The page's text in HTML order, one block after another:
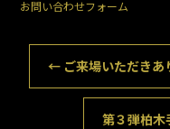
お問い合わせフォーム
← ご来場いただきあ
第３弾柏木